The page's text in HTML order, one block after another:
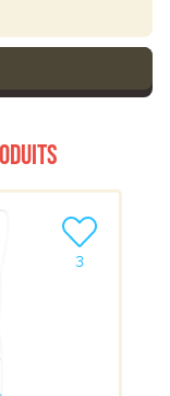
3
Ajouter le